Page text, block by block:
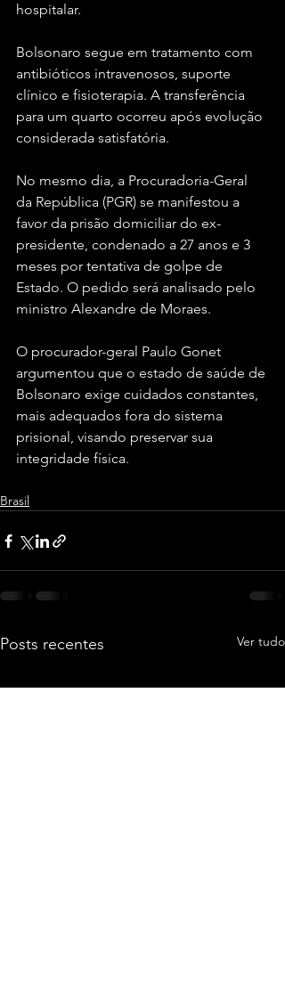
hospitalar.
Bolsonaro segue em tratamento com
antibióticos intravenosos, suporte
clínico e fisioterapia. A transferência
para um quarto ocorreu após evolução
considerada satisfatória.
No mesmo dia, a Procuradoria-Geral
da República (PGR) se manifestou a
favor da prisão domiciliar do ex-
presidente, condenado a 27 anos e 3
meses por tentativa de golpe de
Estado. O pedido será analisado pelo
ministro Alexandre de Moraes.
O procurador-geral Paulo Gonet
argumentou que o estado de saúde de
Bolsonaro exige cuidados constantes,
mais adequados fora do sistema
prisional, visando preservar sua
integridade física.
Brasil
Posts recentes Ver tudo